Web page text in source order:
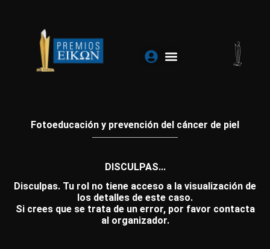
contenido
Fotoeducación y prevención del cáncer de piel
DISCULPAS...
Disculpas. Tu rol no tiene acceso a la visualización de
los detalles de este caso.
Si crees que se trata de un error, por favor contacta
al organizador.